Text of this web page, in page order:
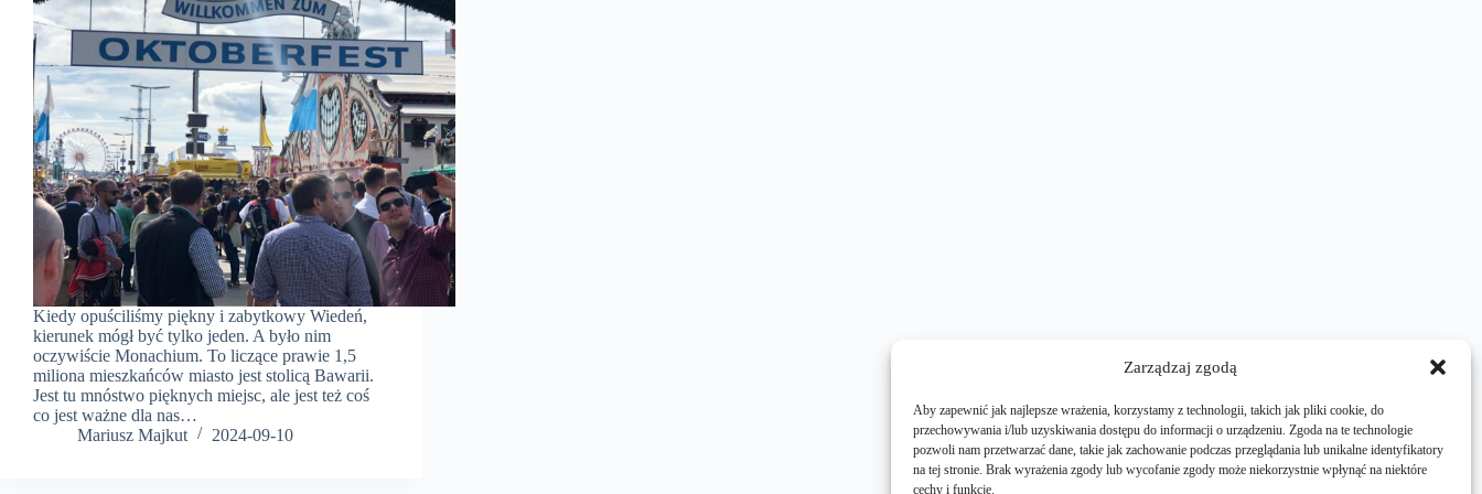
Zarządzaj zgodą
Aby zapewnić jak najlepsze wrażenia, korzystamy z technologii, takich jak pliki cookie, do
przechowywania i/lub uzyskiwania dostępu do informacji o urządzeniu. Zgoda na te technologie
pozwoli nam przetwarzać dane, takie jak zachowanie podczas przeglądania lub unikalne identyfikatory
na tej stronie. Brak wyrażenia zgody lub wycofanie zgody może niekorzystnie wpłynąć na niektóre
cechy i funkcje.
Kiedy opuściliśmy piękny i zabytkowy Wiedeń,
kierunek mógł być tylko jeden. A było nim
oczywiście Monachium. To liczące prawie 1,5
miliona mieszkańców miasto jest stolicą Bawarii.
Jest tu mnóstwo pięknych miejsc, ale jest też coś
co jest ważne dla nas…
Mariusz Majkut
2024-09-10